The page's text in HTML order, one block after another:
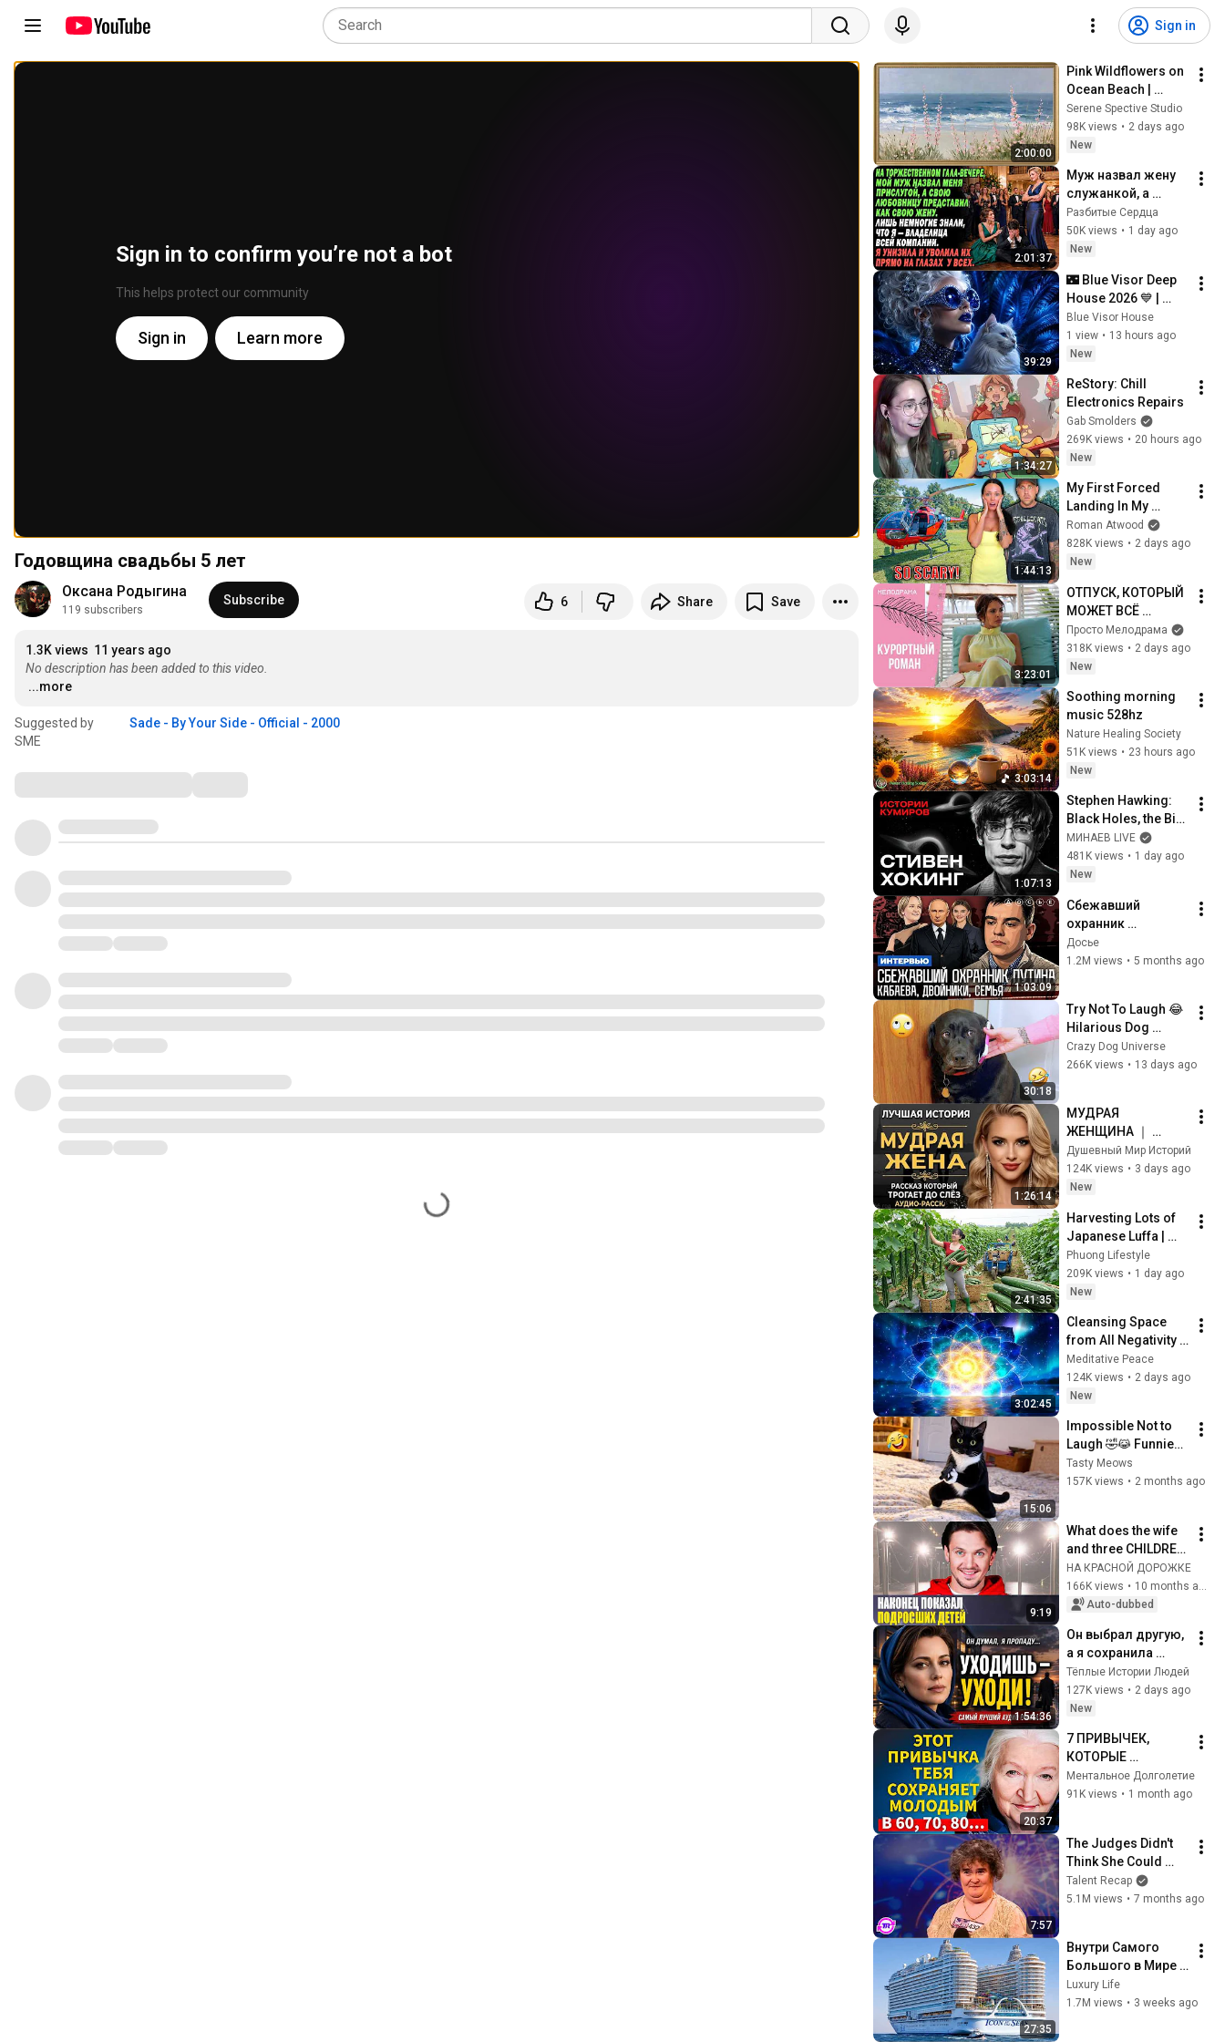
Sign in
Sign in to confirm you’re not a bot
This helps protect our community
Sign in Learn more
Годовщина свадьбы 5 лет
Оксана Родыгина
119 subscribers
Subscribe 6 Share Save
1.3K views 11 years ago
No description has been added to this video.
...more
Suggested by
SME
Sade - By Your Side - Official - 2000
2:00:00
Pink Wildflowers on
Ocean Beach |
Vintage Coastal
Seascape Oil
Painting | 4K
Screensaver
Serene Spective Studio
98K views • 2 days ago
New
2:01:37
Муж назвал жену
служанкой, а
любовницу
представил
супругой — но
всё
Разбитые Сердца
50K views • 1 day ago
New
39:29
🌃 Blue Visor Deep
House 2026 💙 |
Neon Drift Sessions
• Midnight Drive Mix
Blue Visor House
1 view • 13 hours ago
New
1:34:27
ReStory: Chill
Electronics Repairs
Gab Smolders
269K views • 20 hours ago
New
1:44:13
My First Forced
Landing In My
Helicopter. Very
Scary Experience
But Everyone Is
Roman Atwood
828K views • 2 days ago
New
3:23:01
ОТПУСК, КОТОРЫЙ
МОЖЕТ ВСЁ
ИЗМЕНИТЬ!
Курортный роман.
Все серии
Просто Мелодрама
318K views • 2 days ago
New
3:03:14
Soothing morning
music 528hz
Nature Healing Society
51K views • 23 hours ago
New
1:07:13
Stephen Hawking:
Black Holes, the Big
Bang, and the End of
the Universe / Idol
Stories / MINAEV
МИНАЕВ LIVE
481K views • 1 day ago
New
1:03:09
Сбежавший
охранник
президента.
Кабаева. Семья.
Интервью
Досье
1.2M views • 5 months ago
30:18
Try Not To Laugh 😂
Hilarious Dog
Moments Caught on
Camera #32
Crazy Dog Universe
266K views • 13 days ago
1:26:14
МУДРАЯ
ЖЕНЩИНА ｜
Рассказ, который
трогает до
глубины души.
история ｜ Аудио
рассказ.
Душевный Мир Историй
124K views • 3 days ago
New
2:41:35
Harvesting Lots of
Japanese Luffa |
Taking Fresh Luffa
to the Countryside
Market
Phuong Lifestyle
209K views • 1 day ago
New
3:02:45
Cleansing Space
from All Negativity -
Deep Energy
Clearing and
Protection - 417Hz
Meditative Peace
124K views • 2 days ago
New
15:06
Impossible Not to
Laugh 🤣😹 Funniest
Cat Clips 2026
Tasty Meows
157K views • 2 months ago
9:19
What does the wife
and three CHILDREN
of figure skater
MAXIM TRANKOV
LOOK LIKE? / How he
НА КРАСНОЙ ДОРОЖКЕ
166K views •
Auto-dubbed
1:54:36
Он выбрал другую,
а я сохранила
гордость и
отпустила его
Тёплые Истории Людей
127K views • 2 days ago
New
20:37
7 ПРИВЫЧЕК,
КОТОРЫЕ
ОБРАЩАЮТ
СТАРЕНИЕ ВСПЯТЬ
Черниговская
Ментальное Долголетие
91K views • 1 month ago
7:57
The Judges Didn't
Think She Could
Sing... But Then She
Opened Her Mouth!
Talent Recap
5.1M views • 7 months ago
27:35
Внутри Самого
Большого в Мире
Круизного Лайнера
Luxury Life
1.7M views • 3 weeks ago